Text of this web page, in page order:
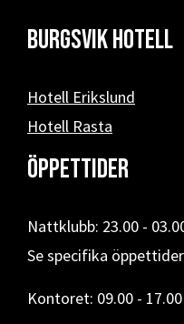
Burgsvik hotell
Hotell Erikslund
Hotell Rasta
Öppettider
Nattklubb: 23.00 -
Se specifika
Kontoret: 09.00 - 17.00